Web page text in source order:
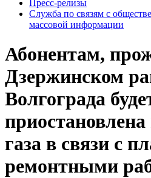
Пресс-релизы
Служба по связям с
массовой информации
Абонентам,
Дзержинском
Волгограда
приостановлена
газа в связи с
ремонтными